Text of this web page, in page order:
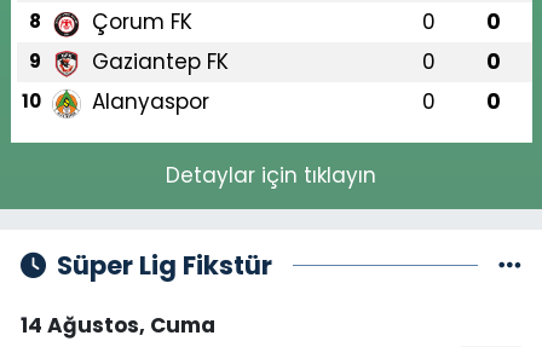
8 Çorum FK 0 0
9 Gaziantep FK 0 0
10 Alanyaspor 0 0
Detaylar için tıklayın
Süper Lig Fikstür
14 Ağustos, Cuma